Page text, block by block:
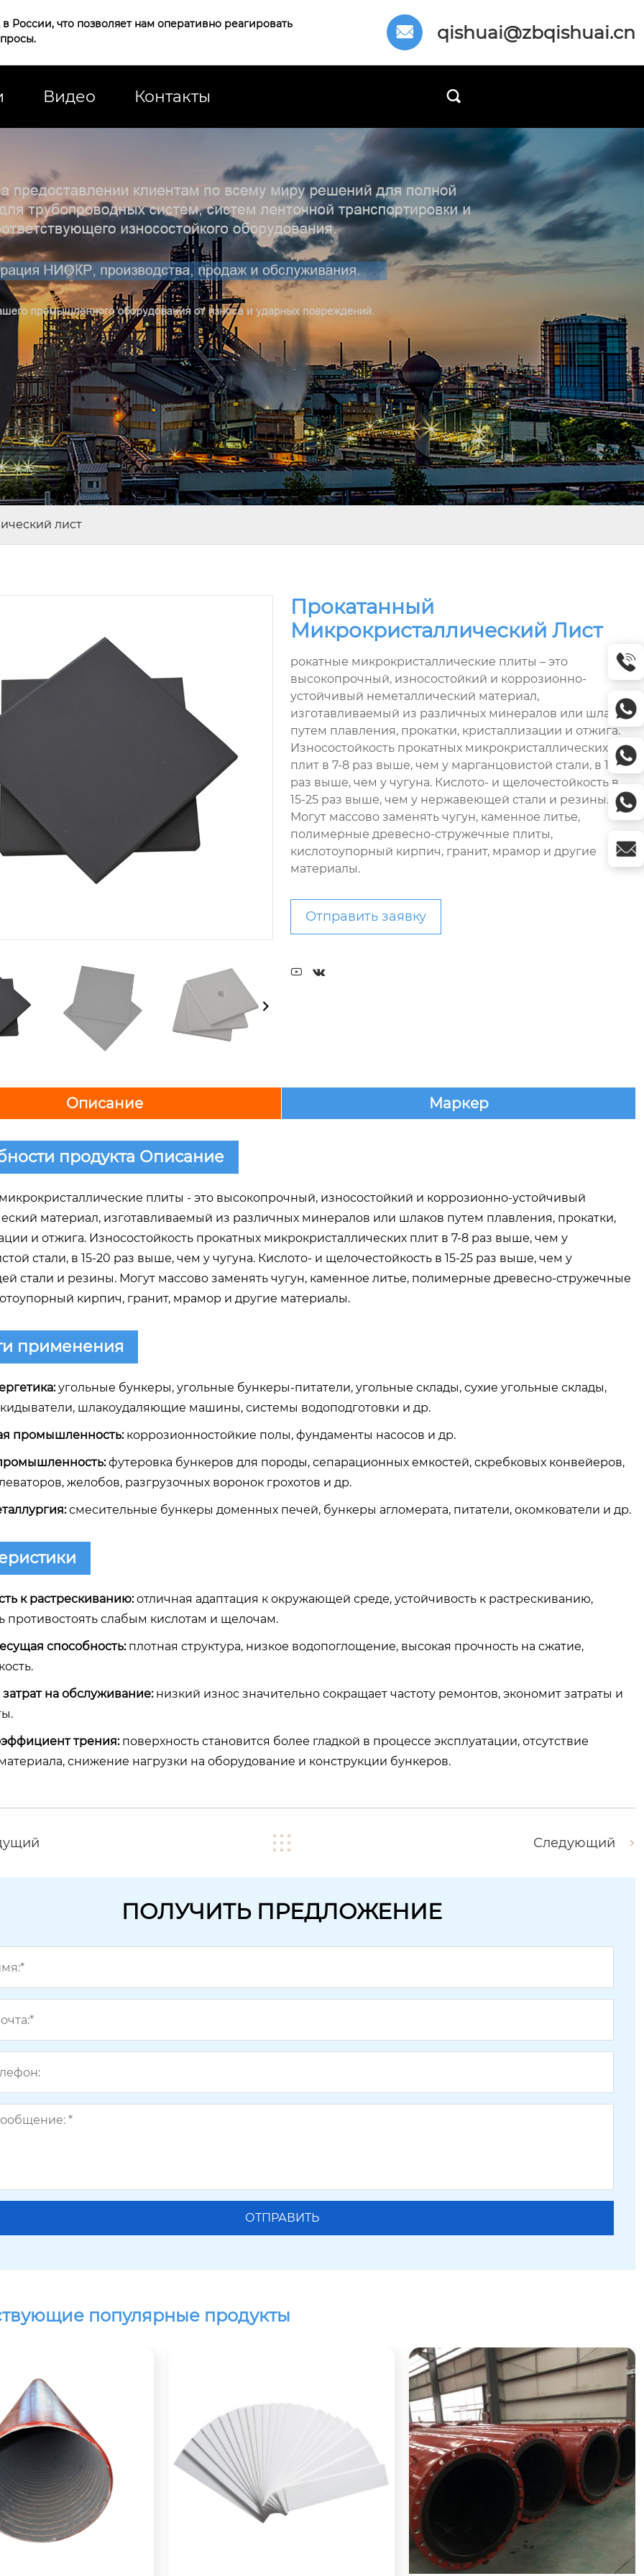
что позволяет нам оперативно реагировать
 qishuai@zbqishuai.cn
Видео Контакты 
лист
Прокатанный
Микрокристаллический Лист
рокатные микрокристаллические плиты – это
высокопрочный, износостойкий и коррозионно-
устойчивый неметаллический материал,
изготавливаемый из различных минералов или шлаков
путем плавления, прокатки, кристаллизации и отжига.
Износостойкость прокатных микрокристаллических
плит в 7-8 раз выше, чем у марганцовистой стали, в 15-20
раз выше, чем у чугуна. Кислото- и щелочестойкость в
15-25 раз выше, чем у нержавеющей стали и резины.
Могут массово заменять чугун, каменное литье,
полимерные древесно-стружечные плиты,
кислотоупорный кирпич, гранит, мрамор и другие
материалы.
Отправить заявку
 
Описание Маркер
продукта Описание
плиты - это высокопрочный, износостойкий и коррозионно-устойчивый
материал, изготавливаемый из различных минералов или шлаков путем плавления, прокатки,
и отжига. Износостойкость прокатных микрокристаллических плит в 7-8 раз выше, чем у
стали, в 15-20 раз выше, чем у чугуна. Кислото- и щелочестойкость в 15-25 раз выше, чем у
стали и резины. Могут массово заменять чугун, каменное литье, полимерные древесно-стружечные
кирпич, гранит, мрамор и другие материалы.
применения
угольные бункеры, угольные бункеры-питатели, угольные склады, сухие угольные склады,
шлакоудаляющие машины, системы водоподготовки и др.
промышленность:коррозионностойкие полы, фундаменты насосов и др.
футеровка бункеров для породы, сепарационных емкостей, скребковых конвейеров,
желобов, разгрузочных воронок грохотов и др.
смесительные бункеры доменных печей, бункеры агломерата, питатели, окомкователи и др.
к растрескиванию:отличная адаптация к окружающей среде, устойчивость к растрескиванию,
противостоять слабым кислотам и щелочам.
способность: плотная структура, низкое водопоглощение, высокая прочность на сжатие,
на обслуживание:низкий износ значительно сокращает частоту ремонтов, экономит затраты и
трения:поверхность становится более гладкой в процессе эксплуатации, отсутствие
снижение нагрузки на оборудование и конструкции бункеров.
Следующий
ПОЛУЧИТЬ ПРЕДЛОЖЕНИЕ
популярные продукты